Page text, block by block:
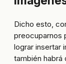
Dicho esto,
preocuparnos
lograr insertar
también habrá